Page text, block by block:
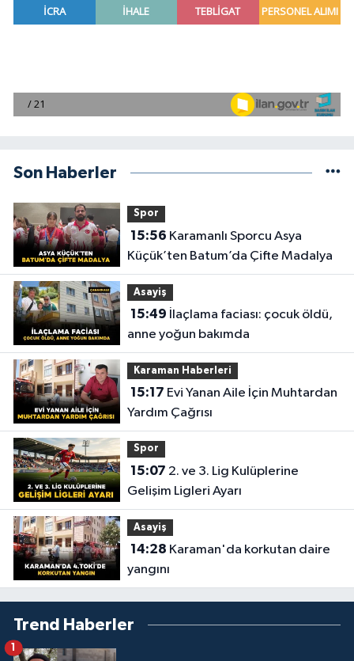
Son Haberler
Spor
15:56
Küçük’ten Batum’da Çifte Madalya
Asayiş
15:49
anne yoğun bakımda
Karaman Haberleri
15:17
Yardım Çağrısı
Spor
15:07
Gelişim Ligleri Ayarı
Asayiş
14:28
yangını
Trend Haberler
1